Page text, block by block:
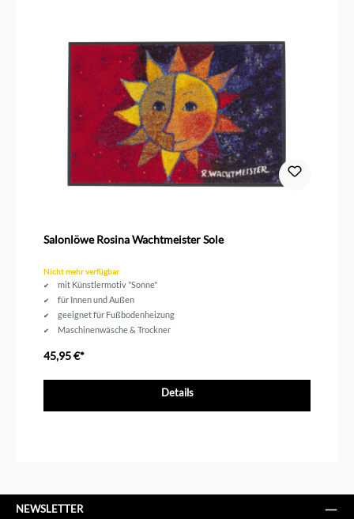
Salonlöwe Rosina Wachtmeister Sole
Nicht mehr verfügbar
mit Künstlermotiv "Sonne"
für Innen und Außen
geeignet für Fußbodenheizung
Maschinenwäsche & Trockner
45,95 €*
Details
NEWSLETTER